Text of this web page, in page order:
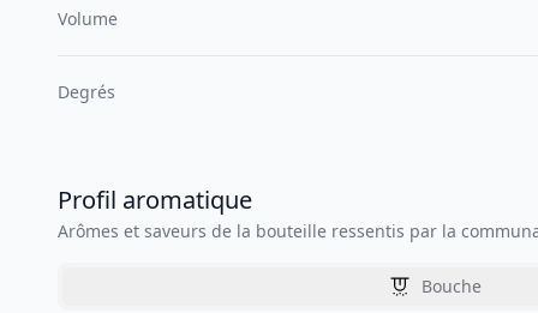
Volume
Degrés
Profil aromatique
Arômes et saveurs de la bouteille ressentis par la
Bouche